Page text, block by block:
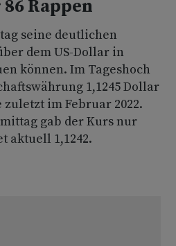
Rappen
seine deutlichen
dem US-Dollar in
können. Im Tageshoch
1,1245 Dollar
im Februar 2022.
gab der Kurs nur
aktuell 1,1242.